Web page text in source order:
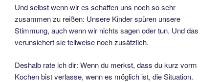
Und selbst wenn wir es schaffen uns noch so sehr
zusammen zu reißen: Unsere Kinder spüren unsere
Stimmung, auch wenn wir nichts sagen oder tun. Und das
verunsichert sie teilweise noch zusätzlich.
Deshalb rate ich dir: Wenn du merkst, dass du kurz vorm
Kochen bist verlasse, wenn es möglich ist, die Situation.